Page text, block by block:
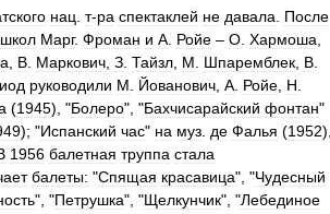
нац т-ра спектаклей не давала
После
школ Марг. Фроман и А Ройе – О Хармоша
В Маркович З Тайзл М Шпаремблек В
руководили М Йованович А Ройе Н
(1945), "Болеро", "Бахчисарайский фонтан"
); "Испанский час" на муз де Фалья (1952),
1956 балетная труппа стала
балеты: "Спящая красавица", "Чудесный
", "Петрушка", "Щелкунчик", "Лебединое